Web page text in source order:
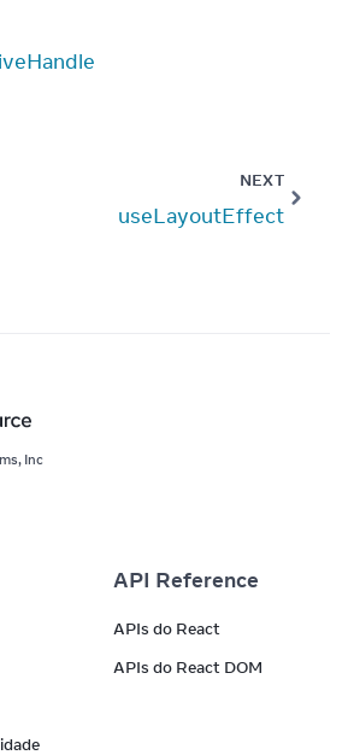
NEXT
useLayoutEffect
Inc
API Reference
APIs do React
APIs do React DOM